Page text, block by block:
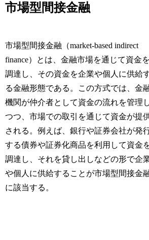
市場型間接金融
市場型間接金融（market-based indirect
finance）とは、金融市場を通じて資金を
調達し、その資金を企業や個人に供給
る金融形態である。この方式では、金
機関が仲介者として資金の流れを管理
つつ、市場での取引を通じて資金が提
される。例えば、銀行や証券会社が発
する債券や証券化商品を利用して資金
調達し、それを貸し出しなどの形で企
や個人に供給することが市場型間接金
に該当する。